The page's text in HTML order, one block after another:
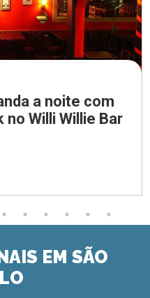
a noite com
Willi Willie Bar
EM SÃO